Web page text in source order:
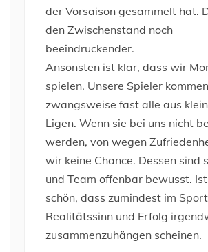
der Vorsaison gesammelt hat.
den Zwischenstand noch
beeindruckender.
Ansonsten ist klar, dass wir
spielen. Unsere Spieler kommen
zwangsweise fast alle aus
Ligen. Wenn sie bei uns nicht
werden, von wegen
wir keine Chance. Dessen sind
und Team offenbar bewusst.
schön, dass zumindest im Sport
Realitätssinn und Erfolg
zusammenzuhängen scheinen.